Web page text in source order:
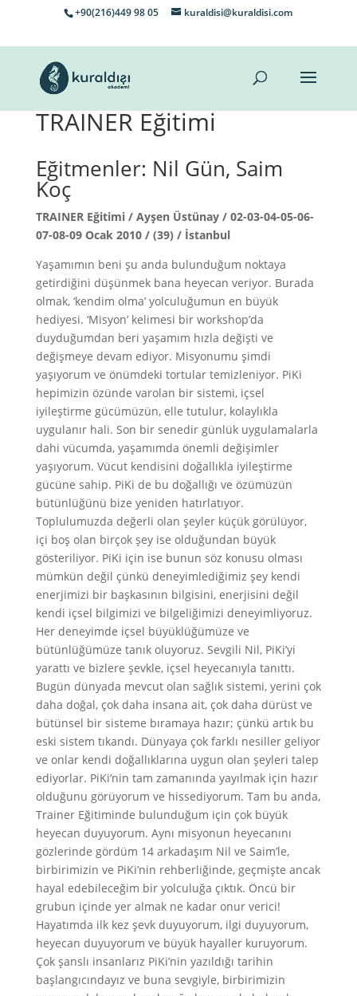
+90(216)449 98 05 kuraldisi@kuraldisi.com
TRAINER Eğitimi
Eğitmenler: Nil Gün, Saim
Koç
TRAINER Eğitimi / Ayşen Üstünay / 02-03-04-05-06-
07-08-09 Ocak 2010 / (39) / İstanbul
Yaşamımın beni şu anda bulunduğum noktaya
getirdiğini düşünmek bana heyecan veriyor. Burada
olmak, ‘kendim olma’ yolculuğumun en büyük
hediyesi. ‘Misyon’ kelimesi bir workshop’da
duyduğumdan beri yaşamım hızla değişti ve
değişmeye devam ediyor. Misyonumu şimdi
yaşıyorum ve önümdeki tortular temizleniyor. PiKi
hepimizin özünde varolan bir sistemi, içsel
iyileştirme gücümüzün, elle tutulur, kolaylıkla
uygulanır hali. Son bir senedir günlük uygulamalarla
dahi vücumda, yaşamımda önemli değişimler
yaşıyorum. Vücut kendisini doğallıkla iyileştirme
gücüne sahip. PiKi de bu doğallığı ve özümüzün
bütünlüğünü bize yeniden hatırlatıyor.
Toplulumuzda değerli olan şeyler küçük görülüyor,
içi boş olan birçok şey ise olduğundan büyük
gösteriliyor. PiKi için ise bunun söz konusu olması
mümkün değil çünkü deneyimlediğimiz şey kendi
enerjimizi bir başkasının bilgisini, enerjisini değil
kendi içsel bilgimizi ve bilgeliğimizi deneyimliyoruz.
Her deneyimde içsel büyüklüğümüze ve
bütünlüğümüze tanık oluyoruz. Sevgili Nil, PiKi’yi
yarattı ve bizlere şevkle, içsel heyecanıyla tanıttı.
Bugün dünyada mevcut olan sağlık sistemi, yerini çok
daha doğal, çok daha insana ait, çok daha dürüst ve
bütünsel bir sisteme bıramaya hazır; çünkü artık bu
eski sistem tıkandı. Dünyaya çok farklı nesiller geliyor
ve onlar kendi doğallıklarına uygun olan şeyleri talep
ediyorlar. PiKi’nin tam zamanında yayılmak için hazır
olduğunu görüyorum ve hissediyorum. Tam bu anda,
Trainer Eğitiminde bulunduğum için çok büyük
heyecan duyuyorum. Aynı misyonun heyecanını
gözlerinde gördüm 14 arkadaşım Nil ve Saim’le,
birbirimizin ve PiKi’nin rehberliğinde, geçmişte ancak
hayal edebileceğim bir yolculuğa çıktık. Öncü bir
grubun içinde yer almak ne kadar onur verici!
Hayatımda ilk kez şevk duyuyorum, ilgi duyuyorum,
heyecan duyuyorum ve büyük hayaller kuruyorum.
Çok şanslı insanlarız PiKi’nin yazıldığı tarihin
başlangıcındayız ve buna sevgiyle, birbirimizin